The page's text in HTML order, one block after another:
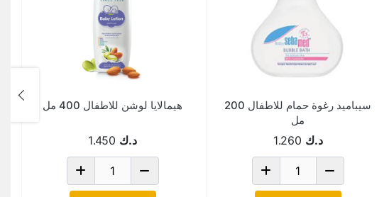
سيباميد رغوة حمام للاطفال 200
مل
د.ك 1.260
هيمالايا لوشن للاطفال 400 مل
د.ك 1.450